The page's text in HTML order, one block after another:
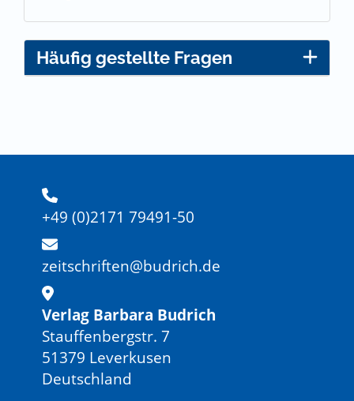
Häufig gestellte Fragen
+49 (0)2171 79491-50
zeitschriften@budrich.de
Verlag Barbara Budrich
Stauffenbergstr. 7
51379 Leverkusen
Deutschland